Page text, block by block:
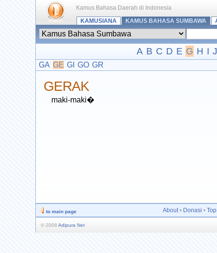
Kamus Bahasa Daerah di Indonesia
KAMUSIANA
KAMUS BAHASA SUMBAWA
A B C D E G H I J
GA GE GI GO GR
GERAK
maki-maki�
to main page About • Donasi •
© 2008 Adipura Net